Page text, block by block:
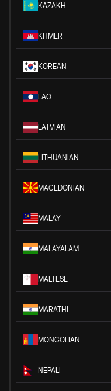
KAZAKH
KHMER
KOREAN
LAO
LATVIAN
LITHUANIAN
MACEDONIAN
MALAY
MALAYALAM
MALTESE
MARATHI
MONGOLIAN
NEPALI